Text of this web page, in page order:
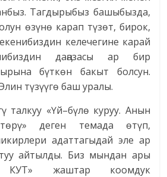
Тагдырыбыз башыбызда,
өзүнө карап түзөт, бирок,
келечегине карай
даӊазасы ар бир
бүткөн бакыт болсун.
түзүүгө баш уралы.
талкуу «Үй–бүлө куруу. Анын
деген темада өтүп,
адаттагыдай эле ар
айтылды. Биз мындан ары
жаштар коомдук